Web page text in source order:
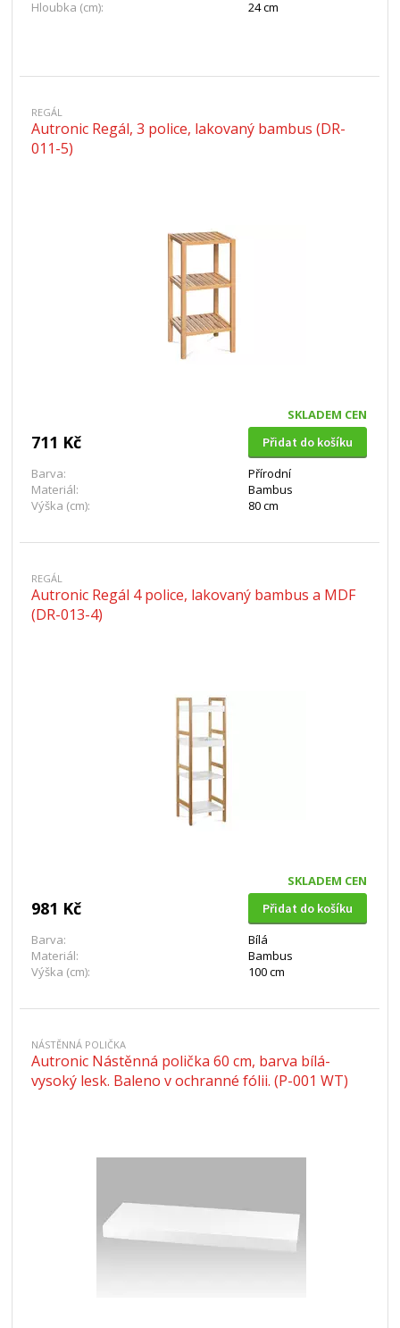
Hloubka (cm): 24 cm
REGÁL
Autronic Regál, 3 police, lakovaný bambus (DR-
011-5)
SKLADEM CEN
711 Kč
Přidat do košíku
Barva:
Přírodní
Materiál:
Bambus
Výška (cm):
80 cm
REGÁL
Autronic Regál 4 police, lakovaný bambus a MDF
(DR-013-4)
SKLADEM CEN
981 Kč
Přidat do košíku
Barva:
Bílá
Materiál:
Bambus
Výška (cm):
100 cm
NÁSTĚNNÁ POLIČKA
Autronic Nástěnná polička 60 cm, barva bílá-
vysoký lesk. Baleno v ochranné fólii. (P-001 WT)